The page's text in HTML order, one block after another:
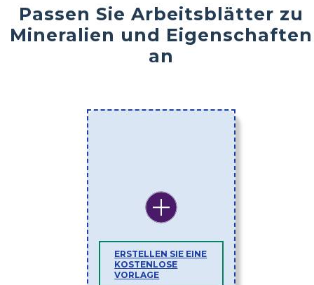
Passen Sie Arbeitsblätter zu
Mineralien und Eigenschaften
an
ERSTELLEN SIE EINE
KOSTENLOSE
VORLAGE